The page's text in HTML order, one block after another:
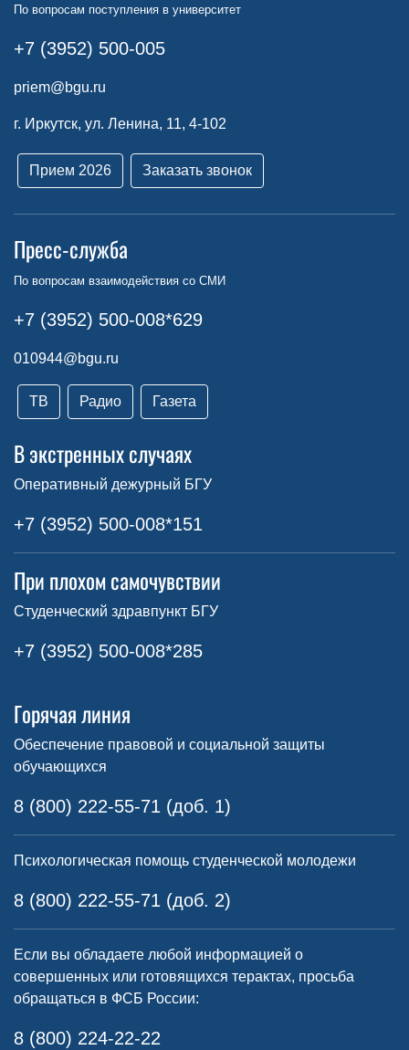
По вопросам поступления в университет
+7 (3952) 500-005
priem@bgu.ru
г. Иркутск, ул. Ленина, 11, 4-102
Прием 2026 Заказать звонок
Пресс-служба
По вопросам взаимодействия со СМИ
+7 (3952) 500-008*629
010944@bgu.ru
ТВ Радио Газета
В экстренных случаях
Оперативный дежурный БГУ
+7 (3952) 500-008*151
При плохом самочувствии
Студенческий здравпункт БГУ
+7 (3952) 500-008*285
Горячая линия
Обеспечение правовой и социальной защиты
обучающихся
8 (800) 222-55-71 (доб. 1)
Психологическая помощь студенческой молодежи
8 (800) 222-55-71 (доб. 2)
Если вы обладаете любой информацией о
совершенных или готовящихся терактах, просьба
обращаться в ФСБ России:
8 (800) 224-22-22